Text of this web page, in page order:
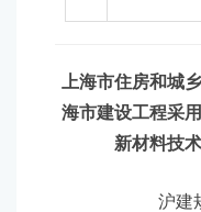
上海市住房和城
海市建设工程采
新材料技
沪建